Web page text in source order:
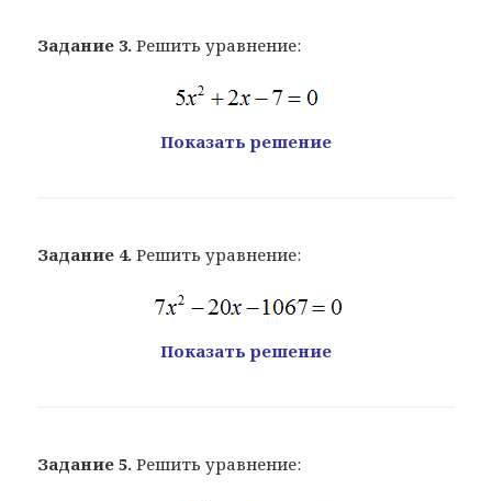
Задание 3. Решить уравнение:
Показать решение
Задание 4. Решить уравнение:
Показать решение
Задание 5. Решить уравнение: